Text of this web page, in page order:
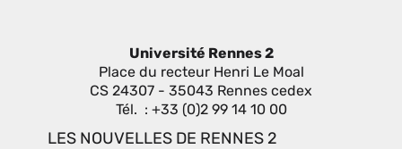
Université Rennes 2
Place du recteur Henri Le Moal
CS 24307 - 35043 Rennes cedex
Tél. : +33 (0)2 99 14 10 00
LES NOUVELLES DE RENNES 2